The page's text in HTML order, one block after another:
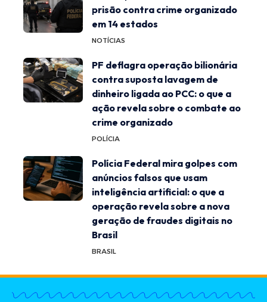
prisão contra crime organizado
em 14 estados
NOTÍCIAS
PF deflagra operação bilionária
contra suposta lavagem de
dinheiro ligada ao PCC: o que a
ação revela sobre o combate ao
crime organizado
POLÍCIA
Polícia Federal mira golpes com
anúncios falsos que usam
inteligência artificial: o que a
operação revela sobre a nova
geração de fraudes digitais no
Brasil
BRASIL